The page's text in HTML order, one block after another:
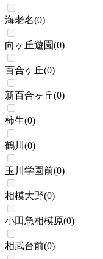
海老名(0)
向ヶ丘遊園(0)
百合ヶ丘(0)
新百合ヶ丘(0)
柿生(0)
鶴川 (0)
玉川学園前(0)
相模大野(0)
小田急相模原(0)
相武台前(0)